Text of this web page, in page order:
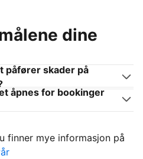
dine
påfører skader på
åpnes for bookinger
finner mye informasjon på